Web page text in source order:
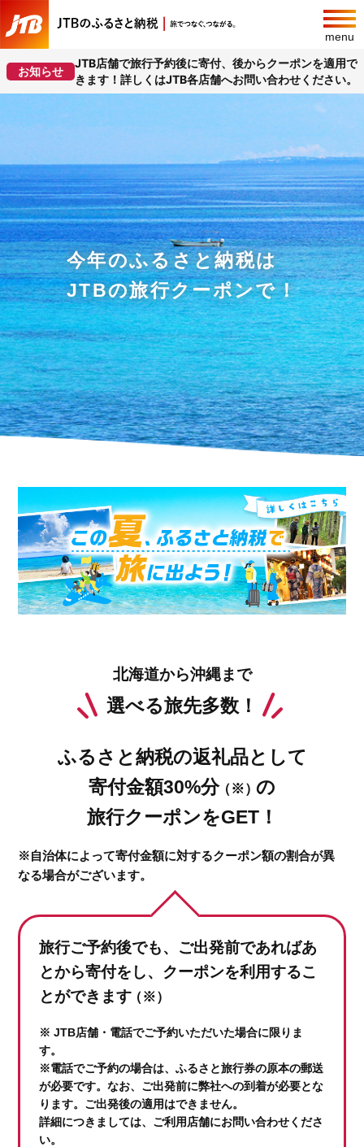
menu
お知らせ
JTB店舗で旅行予約後に寄付、後からクーポンを適用で
きます！詳しくはJTB各店舗へお問い合わせください。
今年のふるさと納税は
JTBの旅行クーポンで！
北海道から沖縄まで
選べる旅先多数！
ふるさと納税の返礼品として
寄付金額30%分（※）の
旅行クーポンをGET！
※自治体によって寄付金額に対するクーポン額の割合が異
なる場合がございます。
旅行ご予約後でも、ご出発前であればあ
とから寄付をし、クーポンを利用するこ
とができます（※）
※ JTB店舗・電話でご予約いただいた場合に限りま
す。
※電話でご予約の場合は、ふるさと旅行券の原本の郵送
が必要です。なお、ご出発前に弊社への到着が必要とな
ります。ご出発後の適用はできません。
詳細につきましては、ご利用店舗にお問い合わせくださ
い。